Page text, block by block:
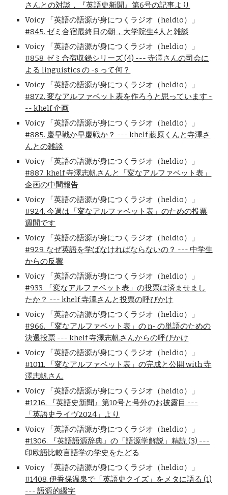
さんとの対談，『英語史新聞』第6号の記事より
Voicy 「英語の語源が身につくラジオ（heldio）」
#845. ゼミ合宿最終日の朝，大学院生4人と雑談
Voicy 「英語の語源が身につくラジオ（heldio）」
#858. ゼミ合宿収録シリーズ (4) --- 寺澤さんの司会に
よる linguistics の -s って何？
Voicy 「英語の語源が身につくラジオ（heldio）」
#872. 変なアルファベット表を作ろうと思っています -
-- khelf 企画
Voicy 「英語の語源が身につくラジオ（heldio）」
#885. 慶早戦か早慶戦か？ --- khelf 藤原くんと寺澤さ
んとの雑談
Voicy 「英語の語源が身につくラジオ（heldio）」
#887. khelf 寺澤志帆さんと「変なアルファベット表」
企画の中間報告
Voicy 「英語の語源が身につくラジオ（heldio）」
#924. 今週は「変なアルファベット表」のための投票
週間です
Voicy 「英語の語源が身につくラジオ（heldio）」
#929. なぜ英語を学ばなければならないの？ --- 中学生
からの反響
Voicy 「英語の語源が身につくラジオ（heldio）」
#933. 「変なアルファベット表」の投票は済ませまし
たか？ --- khelf 寺澤さんと投票の呼びかけ
Voicy 「英語の語源が身につくラジオ（heldio）」
#966. 「変なアルファベット表」の n- の単語のための
決選投票 --- khelf 寺澤志帆さんからの呼びかけ
Voicy 「英語の語源が身につくラジオ（heldio）」
#1011. 「変なアルファベット表」の完成と公開 with 寺
澤志帆さん
Voicy 「英語の語源が身につくラジオ（heldio）」
#1216. 『英語史新聞』第10号と号外のお披露目 ---
「英語史ライヴ2024」より
Voicy 「英語の語源が身につくラジオ（heldio）」
#1306. 『英語語源辞典』の「語源学解説」精読 (3) ---
印欧語比較言語学の学史をたどる
Voicy 「英語の語源が身につくラジオ（heldio）」
#1408. 伊香保温泉で「英語史クイズ」をメタに語る (1)
--- 語源的綴字